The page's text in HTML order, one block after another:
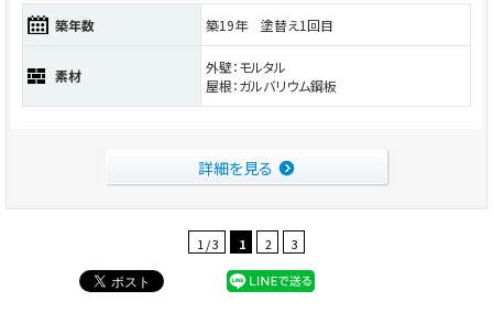
築年数 築19年 塗替え1回目
素材
外壁：モルタル
屋根：ガルバリウム鋼板
詳細を見る
1 / 3 1 2 3